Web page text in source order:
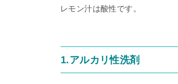
レモン汁は酸性です。
1.アルカリ性洗剤